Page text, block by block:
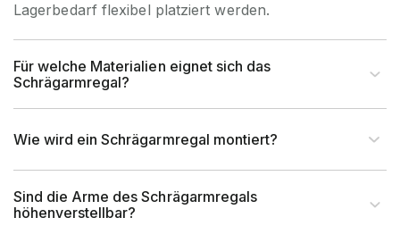
Montageart Schraubbar
Anlieferart
UV-Beständigkeit
Lagerbedarf flexibel platziert werden.
Für welche Materialien eignet sich das
Schrägarmregal?
Wie wird ein Schrägarmregal montiert?
Sind die Arme des Schrägarmregals
höhenverstellbar?